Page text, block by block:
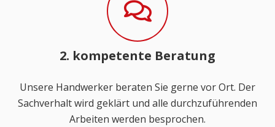
2. kompetente Beratung
Unsere Handwerker beraten Sie gerne vor Ort. Der
Sachverhalt wird geklärt und alle durchzuführenden
Arbeiten werden besprochen.